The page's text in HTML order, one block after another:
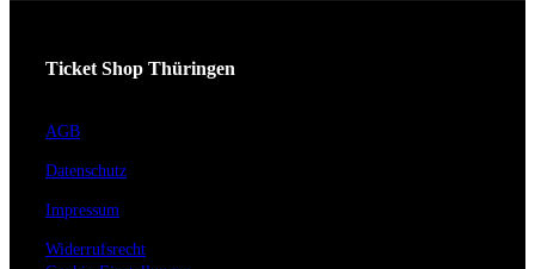
Ticket Shop Thüringen
AGB
Datenschutz
Impressum
Widerrufsrecht